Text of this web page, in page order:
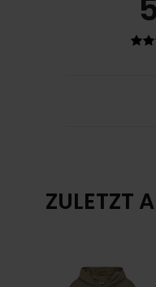
ZULETZT